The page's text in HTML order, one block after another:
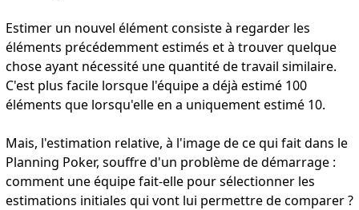
Estimer un nouvel élément consiste à regarder les
éléments précédemment estimés et à trouver quelque
chose ayant nécessité une quantité de travail similaire.
C'est plus facile lorsque l'équipe a déjà estimé 100
éléments que lorsqu'elle en a uniquement estimé 10.
Mais, l'estimation relative, à l'image de ce qui fait dans le
Planning Poker, souffre d'un problème de démarrage :
comment une équipe fait-elle pour sélectionner les
estimations initiales qui vont lui permettre de comparer ?